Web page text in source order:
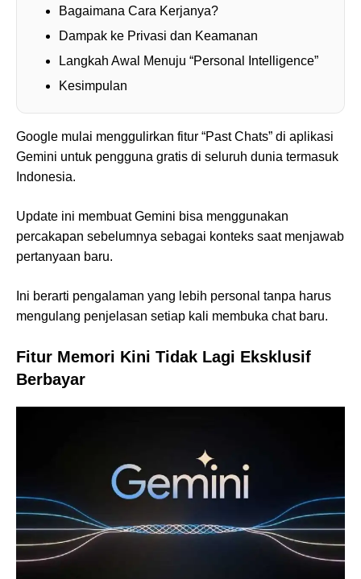
Bagaimana Cara Kerjanya?
Dampak ke Privasi dan Keamanan
Langkah Awal Menuju “Personal Intelligence”
Kesimpulan
Google mulai menggulirkan fitur “Past Chats” di aplikasi
Gemini untuk pengguna gratis di seluruh dunia termasuk
Indonesia.
Update ini membuat Gemini bisa menggunakan
percakapan sebelumnya sebagai konteks saat menjawab
pertanyaan baru.
Ini berarti pengalaman yang lebih personal tanpa harus
mengulang penjelasan setiap kali membuka chat baru.
Fitur Memori Kini Tidak Lagi Eksklusif
Berbayar